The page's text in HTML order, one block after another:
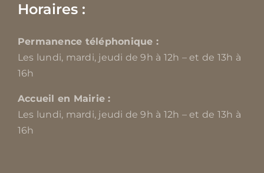
Horaires :
Permanence téléphonique :
Les lundi, mardi, jeudi de 9h à 12h – et de 13h à
16h
Accueil en Mairie :
Les lundi, mardi, jeudi de 9h à 12h – et de 13h à
16h